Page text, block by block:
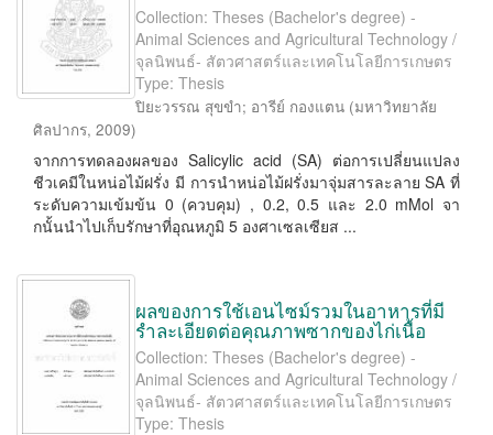
Collection: Theses (Bachelor's degree) -
Animal Sciences and Agricultural Technology /
จุลนิพนธ์- สัตวศาสตร์และเทคโนโลยีการเกษตร
Type: Thesis
ปิยะวรรณ สุขขำ; อารีย์ กองแตน (มหาวิทยาลัย
ศิลปากร, 2009)
จากการทดลองผลของ Salicylic acid (SA) ต่อการเปลี่ยนแปลง
ชีวเคมีในหน่อไม้ฝรั่ง มี การนําหน่อไม้ฝรั่งมาจุ่มสารละลาย SA ที่
ระดับความเข้มข้น 0 (ควบคุม) , 0.2, 0.5 และ 2.0 mMol จา
กนั้นนําไปเก็บรักษาที่อุณหภูมิ 5 องศาเซลเซียส ...
ผลของการใช้เอนไซม์รวมในอาหารที่มี
รำละเอียดต่อคุณภาพซากของไก่เนื้อ
Collection: Theses (Bachelor's degree) -
Animal Sciences and Agricultural Technology /
จุลนิพนธ์- สัตวศาสตร์และเทคโนโลยีการเกษตร
Type: Thesis